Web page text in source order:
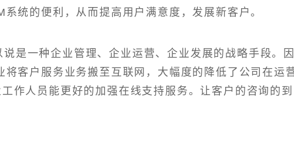
统的便利，从而提高用户满意度，发展新客户。
是一种企业管理、企业运营、企业发展的战略手段。因
客户服务业务搬至互联网，大幅度的降低了公司在运
作人员能更好的加强在线支持服务。让客户的咨询的到